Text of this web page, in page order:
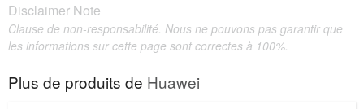
Disclaimer Note
Clause de non-responsabilité. Nous ne pouvons pas garantir que
les informations sur cette page sont correctes à 100%.
Plus de produits de Huawei